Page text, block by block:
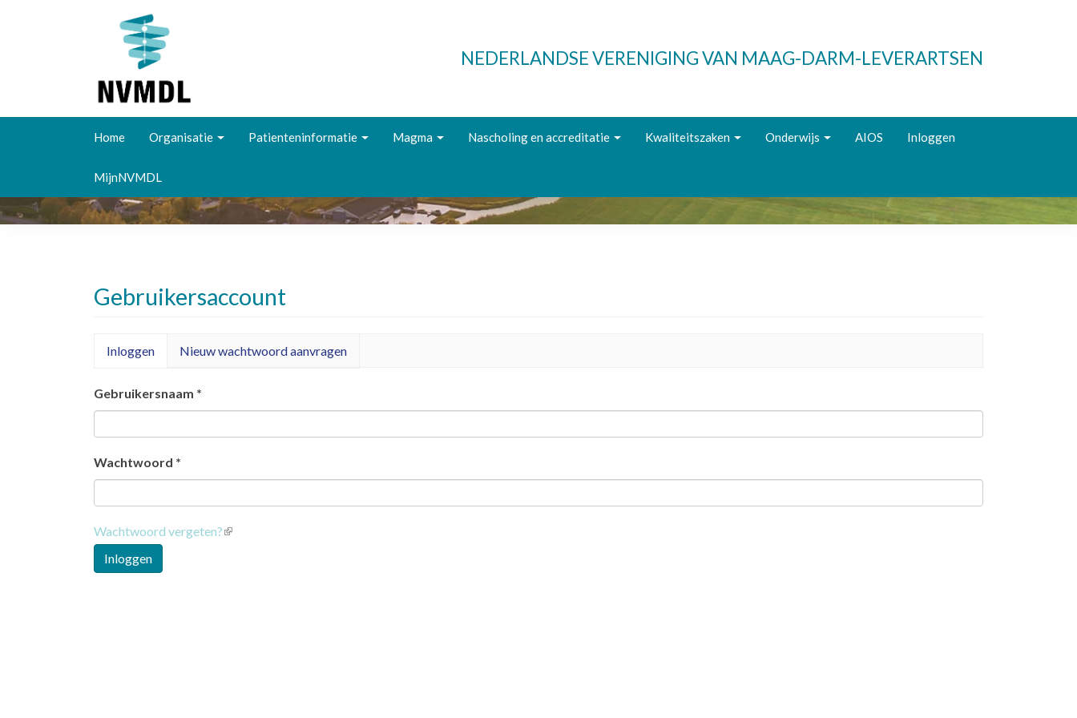
en
inhoud
gaan
NEDERLANDSE VERENIGING VAN MAAG-DARM-LEVERARTSEN
Home Organisatie Patienteninformatie Magma Nascholing en accreditatie Kwaliteitszaken Onderwijs AIOS Inloggen
MijnNVMDL
Gebruikersaccount
Primaire
tabs
Inloggen (actieveNieuw wachtwoord aanvragen
Gebruikersnaam *
Wachtwoord *
Wachtwoord vergeten?(link
Inloggen